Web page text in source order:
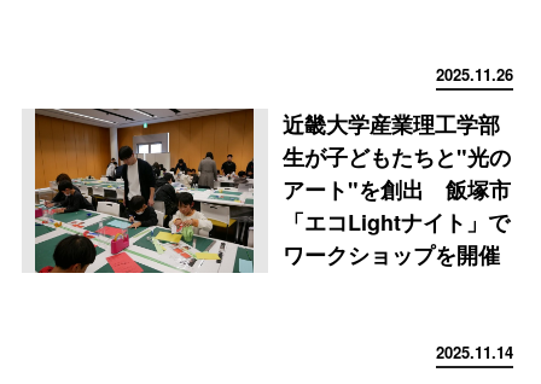
2025.11.26
近畿大学産業理工学部
生が子どもたちと"光の
アート"を創出 飯塚市
「エコLightナイト」で
ワークショップを開催
2025.11.14